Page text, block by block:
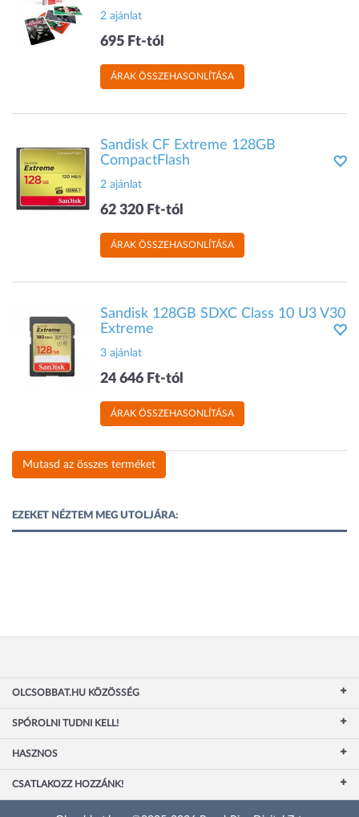
2 ajánlat
695 Ft-tól
ÁRAK ÖSSZEHASONLÍTÁSA
Sandisk CF Extreme 128GB
CompactFlash
2 ajánlat
62 320 Ft-tól
ÁRAK ÖSSZEHASONLÍTÁSA
Sandisk 128GB SDXC Class 10 U3 V30
Extreme
3 ajánlat
24 646 Ft-tól
ÁRAK ÖSSZEHASONLÍTÁSA
Mutasd az összes terméket
EZEKET NÉZTEM MEG UTOLJÁRA:
OLCSOBBAT.HU KÖZÖSSÉG
SPÓROLNI TUDNI KELL!
HASZNOS
CSATLAKOZZ HOZZÁNK!